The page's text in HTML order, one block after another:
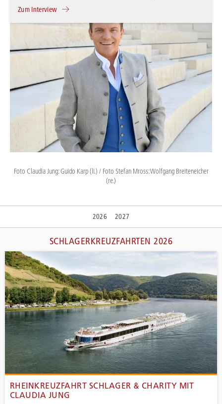
Zum Interview
Foto Claudia Jung: Guido Karp (li.) / Foto Stefan Mross: Wolfgang Breiteneicher
(re.)
2026 2027
SCHLAGERKREUZFAHRTEN 2026
RHEINKREUZFAHRT SCHLAGER & CHARITY MIT
CLAUDIA JUNG